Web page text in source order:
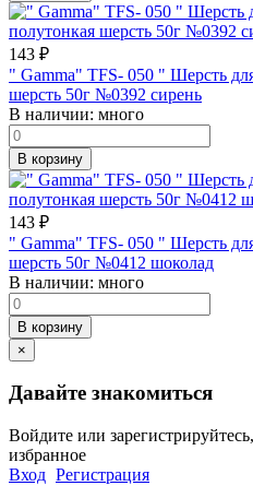
143 ₽
" Gamma" TFS- 050 " Шерсть
шерсть 50г №0392 сирень
В наличии: много
В корзину
143 ₽
" Gamma" TFS- 050 " Шерсть
шерсть 50г №0412 шоколад
В наличии: много
В корзину
×
Давайте знакомиться
Войдите или
избранное
Вход Регистрация